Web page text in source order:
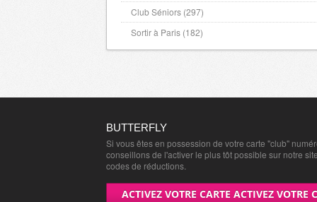
Club Séniors (297)
Sortir à Paris (182)
BUTTERFLY
Si vous êtes en possession de votre carte "club"
conseillons de l'activer le plus tôt possible sur notre
codes de réductions.
ACTIVEZ VOTRE CARTE ACTIVEZ VOTRE